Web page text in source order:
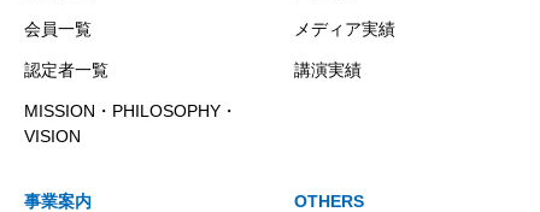
会員一覧
認定者一覧
MISSION・PHILOSOPHY・
VISION
メディア実績
講演実績
事業案内 OTHERS